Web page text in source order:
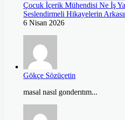
Çocuk İçerik Mühendisi Ne İş
Seslendirmeli Hikayelerin
6 Nisan 2026
Gökçe Sözüçetin
masal nasıl gonderıtım...